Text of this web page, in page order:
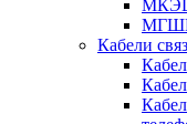
Кабели